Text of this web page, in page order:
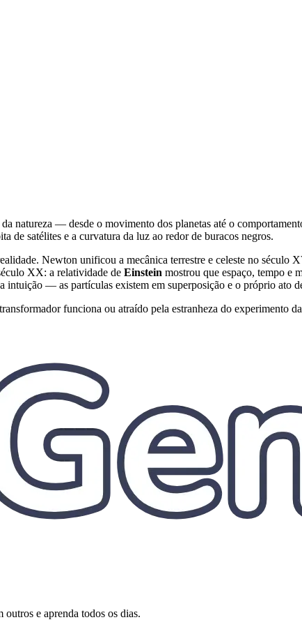
natureza — desde o movimento dos planetas até o
de satélites e a curvatura da luz ao redor de buracos negros.
Newton unificou a mecânica terrestre e celeste no século
XX: a relatividade de Einstein mostrou que espaço, tempo e
intuição — as partículas existem em superposição e o próprio ato
funciona ou atraído pela estranheza do experimento
e aprenda todos os dias.